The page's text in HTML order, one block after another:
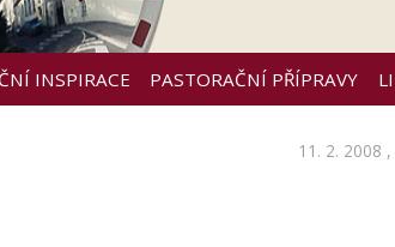
INSPIRACE PASTORAČNÍ PŘÍPRAVY
11. 2. 2008 ,